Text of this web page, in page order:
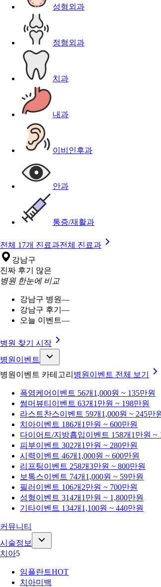
성형외과
정형외과
치과
내과
이비인후과
안과
통증/재활과
전체 17개 진료과전체 진료과
강남구
진짜 후기 많은
병원 한눈에 비교
강남구 병원—
강남구 후기 —
오늘 이벤트—
병원 찾기 시작
병원이벤트
병원이벤트 카테고리 병원이벤트 전체 보기
폭염케어 이벤트 56개 1,000원 ~ 135만원
썸머뷰티 이벤트 63개 1만원 ~ 198만원
라스트찬스이벤트 59개 1,000원 ~ 245만
치아이벤트 186개 1만원 ~ 600만원
다이어트/지방흡입이벤트 158개 1만원 ~
피부이벤트 302개 1만원 ~ 280만원
시력이벤트 46개 1,000원 ~ 600만원
리프팅이벤트 258개3만원 ~ 800만원
보톡스이벤트 74개 1,000원 ~ 59만원
필러 이벤트 106개 2만원 ~ 700만원
성형이벤트 314개 1만원 ~ 1,800만원
기타이벤트 134개 1,100원 ~ 440만원
커뮤니티
시술정보
치아5
임플란트HOT
치아미백